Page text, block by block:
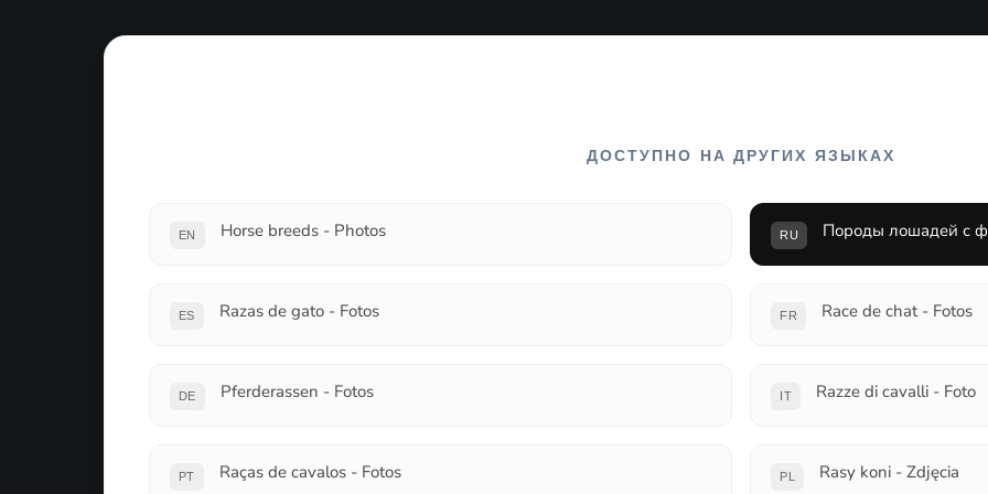
ДОСТУПНО НА ДРУГИХ ЯЗЫКАХ
EN Horse breeds - Photos RU Породы лошадей с
ES Razas de gato - Fotos FR Race de chat - Fotos
DE Pferderassen - Fotos IT Razze di cavalli - Foto
PT Raças de cavalos - Fotos PL Rasy koni - Zdjęcia